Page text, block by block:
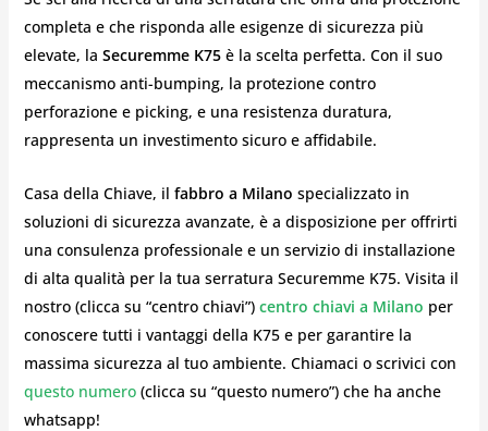
completa e che risponda alle esigenze di sicurezza più
elevate, la Securemme K75è la scelta perfetta. Con il suo
meccanismo anti-bumping, la protezione contro
perforazione e picking, e una resistenza duratura,
rappresenta un investimento sicuro e affidabile.
Casa della Chiave, il fabbro a Milano specializzato in
soluzioni di sicurezza avanzate, è a disposizione per offrirti
una consulenza professionale e un servizio di installazione
di alta qualità per la tua serratura Securemme K75. Visita il
nostro (clicca su “centro chiavi”) centro chiavi a Milano per
conoscere tutti i vantaggi della K75 e per garantire la
massima sicurezza al tuo ambiente. Chiamaci o scrivici con
questo numero(clicca su “questo numero”) che ha anche
whatsapp!